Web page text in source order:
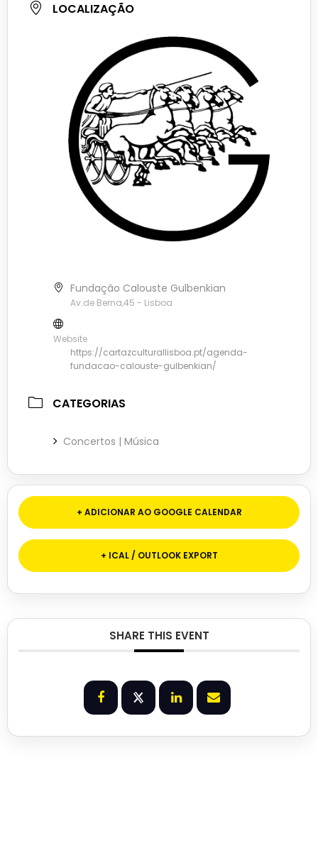
LOCALIZAÇÃO
Fundação Calouste Gulbenkian
Av.de Berna,45 - Lisboa
Website
https://cartazculturallisboa.pt/agenda-
fundacao-calouste-gulbenkian/
CATEGORIAS
Concertos | Música
+ ADICIONAR AO GOOGLE CALENDAR
+ ICAL / OUTLOOK EXPORT
SHARE THIS EVENT